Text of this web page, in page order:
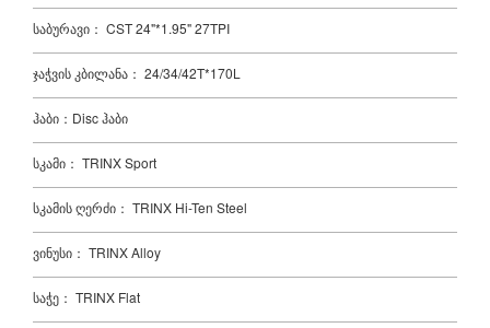
საბურავი： CST 24"*1.95" 27TPI
ჯაჭვის კბილანა： 24/34/42T*170L
ჰაბი：Disc ჰაბი
სკამი： TRINX Sport
სკამის ღერძი： TRINX Hi-Ten Steel
ვინუსი： TRINX Alloy
საჭე： TRINX Flat